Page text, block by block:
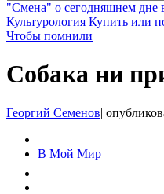
"Смена" о сегодняшнем дне
Культурология Купить или
Чтобы помнили
Собака ни
Георгий Семенов|
В Мой Мир